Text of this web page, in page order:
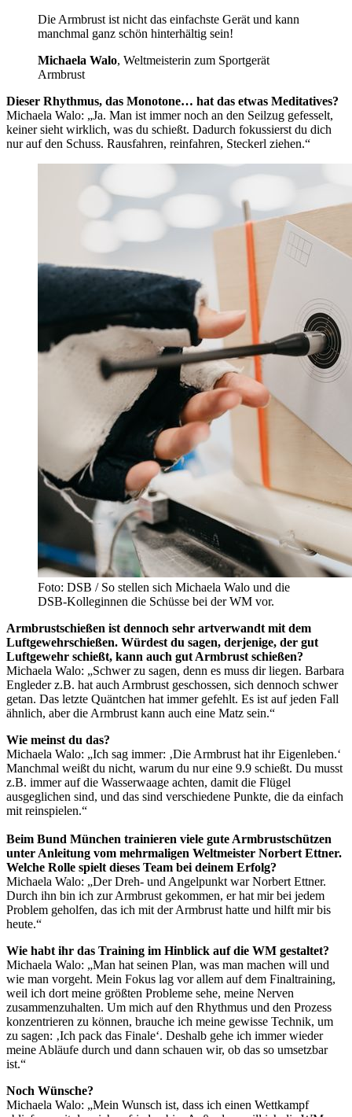
Die Armbrust ist nicht das einfachste Gerät und kann
manchmal ganz schön hinterhältig sein!
Michaela Walo, Weltmeisterin zum Sportgerät
Armbrust
Dieser Rhythmus, das Monotone… hat das etwas Meditatives?
Michaela Walo: „Ja. Man ist immer noch an den Seilzug gefesselt,
keiner sieht wirklich, was du schießt. Dadurch fokussierst du dich
nur auf den Schuss. Rausfahren, reinfahren, Steckerl ziehen.“
Foto: DSB / So stellen sich Michaela Walo und die
DSB-Kolleginnen die Schüsse bei der WM vor.
Armbrustschießen ist dennoch sehr artverwandt mit dem
Luftgewehrschießen. Würdest du sagen, derjenige, der gut
Luftgewehr schießt, kann auch gut Armbrust schießen?
Michaela Walo: „Schwer zu sagen, denn es muss dir liegen. Barbara
Engleder z.B. hat auch Armbrust geschossen, sich dennoch schwer
getan. Das letzte Quäntchen hat immer gefehlt. Es ist auf jeden Fall
ähnlich, aber die Armbrust kann auch eine Matz sein.“
Wie meinst du das?
Michaela Walo: „Ich sag immer: ‚Die Armbrust hat ihr Eigenleben.‘
Manchmal weißt du nicht, warum du nur eine 9.9 schießt. Du musst
z.B. immer auf die Wasserwaage achten, damit die Flügel
ausgeglichen sind, und das sind verschiedene Punkte, die da einfach
mit reinspielen.“
Beim Bund München trainieren viele gute Armbrustschützen
unter Anleitung vom mehrmaligen Weltmeister Norbert Ettner.
Welche Rolle spielt dieses Team bei deinem Erfolg?
Michaela Walo: „Der Dreh- und Angelpunkt war Norbert Ettner.
Durch ihn bin ich zur Armbrust gekommen, er hat mir bei jedem
Problem geholfen, das ich mit der Armbrust hatte und hilft mir bis
heute.“
Wie habt ihr das Training im Hinblick auf die WM gestaltet?
Michaela Walo: „Man hat seinen Plan, was man machen will und
wie man vorgeht. Mein Fokus lag vor allem auf dem Finaltraining,
weil ich dort meine größten Probleme sehe, meine Nerven
zusammenzuhalten. Um mich auf den Rhythmus und den Prozess
konzentrieren zu können, brauche ich meine gewisse Technik, um
zu sagen: ‚Ich pack das Finale‘. Deshalb gehe ich immer wieder
meine Abläufe durch und dann schauen wir, ob das so umsetzbar
ist.“
Noch Wünsche?
Michaela Walo: „Mein Wunsch ist, dass ich einen Wettkampf